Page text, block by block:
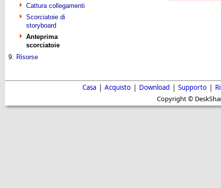
Cattura collegamenti
Scorciatoie di
storyboard
Anteprima
scorciatoie
9. Risorse
Casa | Acquisto | Download | Supporto |
Copyright ©